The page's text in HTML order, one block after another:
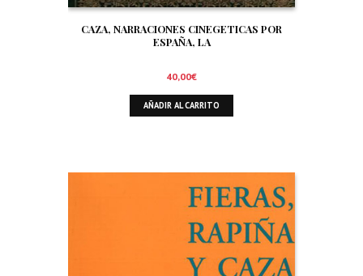
CAZA, NARRACIONES CINEGETICAS POR
ESPAÑA, LA
40,00€
AÑADIR AL CARRITO